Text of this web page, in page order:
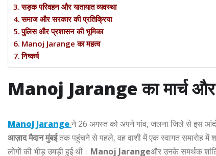
सड़क परिवहन और यातायात व्यवस्था
समाज और सरकार की प्रतिक्रिया
पुलिस और प्रशासन की भूमिका
Manoj Jarange का महत्व
निष्कर्ष
Manoj Jarangeका मार्च
Manoj Jarangeने 26 अगस्त को अपने गांव, जलना जिले से इस
आज़ाद मैदान मुंबईतक पहुंचने से पहले, वह वाशी में एक स्वागत समारोह में
लोगों की भीड़ उमड़ी हुई थी। Manoj Jarangeऔर उनके समर्थक